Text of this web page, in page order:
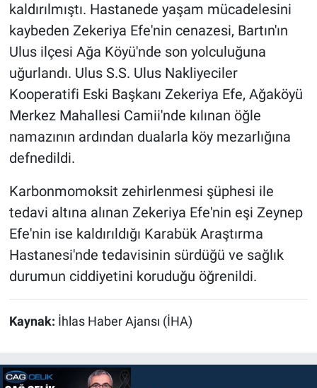
kaldırılmıştı. Hastanede yaşam mücadelesini
kaybeden Zekeriya Efe'nin cenazesi, Bartın'ın
Ulus ilçesi Ağa Köyü'nde son yolculuğuna
uğurlandı. Ulus S.S. Ulus Nakliyeciler
Kooperatifi Eski Başkanı Zekeriya Efe, Ağaköyü
Merkez Mahallesi Camii'nde kılınan öğle
namazının ardından dualarla köy mezarlığına
defnedildi.
Karbonmomoksit zehirlenmesi şüphesi ile
tedavi altına alınan Zekeriya Efe'nin eşi Zeynep
Efe'nin ise kaldırıldığı Karabük Araştırma
Hastanesi'nde tedavisinin sürdüğü ve sağlık
durumun ciddiyetini koruduğu öğrenildi.
Kaynak: İhlas Haber Ajansı (İHA)